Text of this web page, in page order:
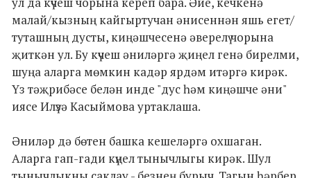
малай/кызның кайгыртучан әнисеннән яшь егет/
туташның дусты, киңәшчесенә әверелү чорына
җиткән ул. Бу күчеш әниләргә җиңел генә бирелми,
шуңа аларга мөмкин кадәр ярдәм итәргә кирәк.
Үз тәҗрибәсе белән инде "дус һәм киңәшче әни"
иясе Илүзә Касыймова уртаклаша.
Әниләр дә бөтен башка кешеләргә охшаган.
Аларга гап-гади күңел тынычлыгы кирәк. Шул